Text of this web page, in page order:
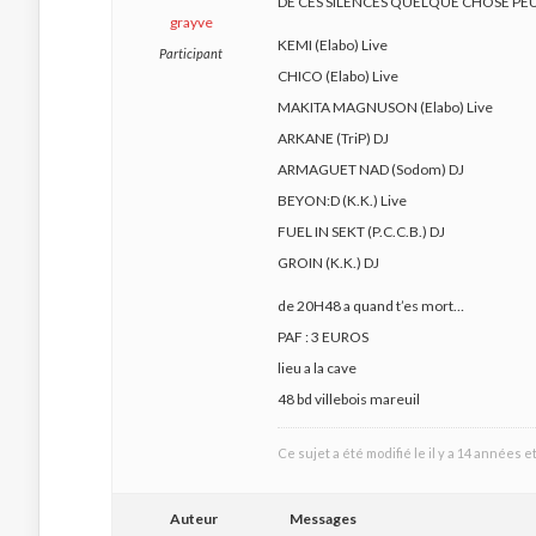
grayve
Participant
KEMI (Elabo) Live
CHICO (Elabo) Live
MAKITA MAGNUSON (Elabo) Live
ARKANE (TriP) DJ
ARMAGUET NAD (Sodom) DJ
BEYON:D (K.K.) Live
FUEL IN SEKT (P.C.C.B.) DJ
GROIN (K.K.) DJ
de 20H48 a quand t’es mort…
PAF : 3 EUROS
lieu a la cave
48 bd villebois mareuil
Ce sujet a été modifié le il y a 14 années
Auteur Messages